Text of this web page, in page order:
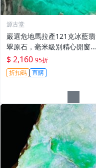
源古堂
嚴選危地馬拉產121克冰藍翡
翠原石，毫米級別精心開窗展
現天然美韻。每日晚11點截
拍，真實成交見證。冰裂翡翠
原石 危地馬拉
$ 2,160 95折
折扣碼 直購